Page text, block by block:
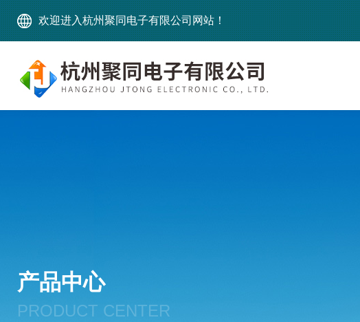
欢迎进入杭州聚同电子有限公司网站！
产品中心
PRODUCT CENTER